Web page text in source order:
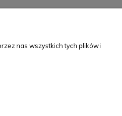
nas wszystkich tych plików i